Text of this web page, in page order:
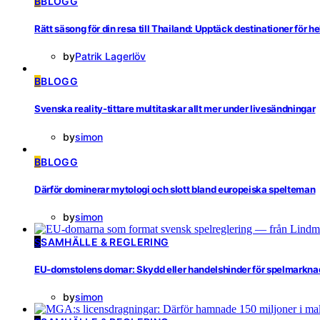
Rätt säsong för din resa till Thailand: Upptäck destinationer för
byPatrik Lagerlöv
BBLOGG
Svenska reality-tittare multitaskar allt mer under livesändningar
bysimon
BBLOGG
Därför dominerar mytologi och slott bland europeiska spelteman
bysimon
SSAMHÄLLE & REGLERING
EU-domstolens domar: Skydd eller handelshinder för
bysimon